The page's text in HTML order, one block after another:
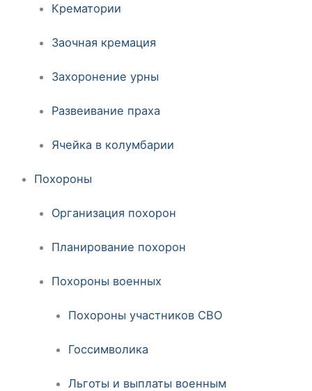
Крематории
Заочная кремация
Захоронение урны
Развеивание праха
Ячейка в колумбарии
Похороны
Организация похорон
Планирование похорон
Похороны военных
Похороны участников СВО
Госсимволика
Льготы и выплаты военным